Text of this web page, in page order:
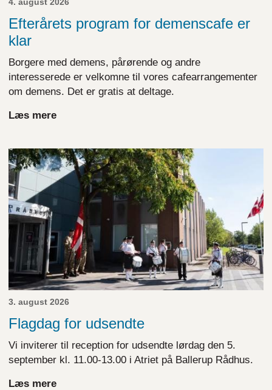
4. august 2026
Efterårets program for demenscafe er
klar
Borgere med demens, pårørende og andre
interesserede er velkomne til vores cafearrangementer
om demens. Det er gratis at deltage.
Læs mere
3. august 2026
Flagdag for udsendte
Vi inviterer til reception for udsendte lørdag den 5.
september kl. 11.00-13.00 i Atriet på Ballerup Rådhus.
Læs mere